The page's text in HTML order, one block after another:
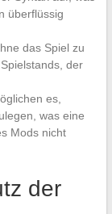
überflüssig
das Spiel zu
der
es,
was eine
Mods nicht
der